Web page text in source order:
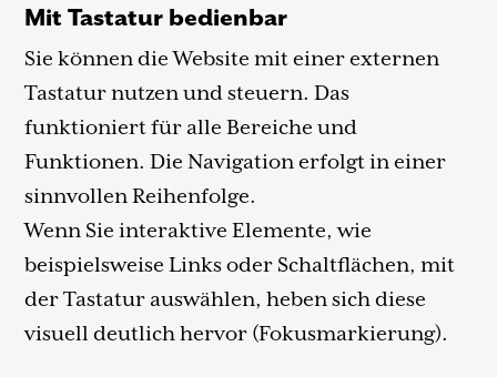
Mit Tastatur bedienbar
Sie können die Website mit einer externen
Tastatur nutzen und steuern. Das
funktioniert für alle Bereiche und
Funktionen. Die Navigation erfolgt in einer
sinnvollen Reihenfolge.
Wenn Sie interaktive Elemente, wie
beispielsweise Links oder Schaltflächen, mit
der Tastatur auswählen, heben sich diese
visuell deutlich hervor (Fokusmarkierung).